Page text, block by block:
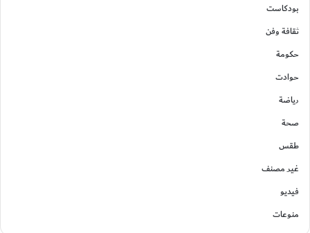
بودكاست
ثقافة وفن
حكومة
حوادت
رياضة
صحة
طقس
غير مصنف
فيديو
منوعات